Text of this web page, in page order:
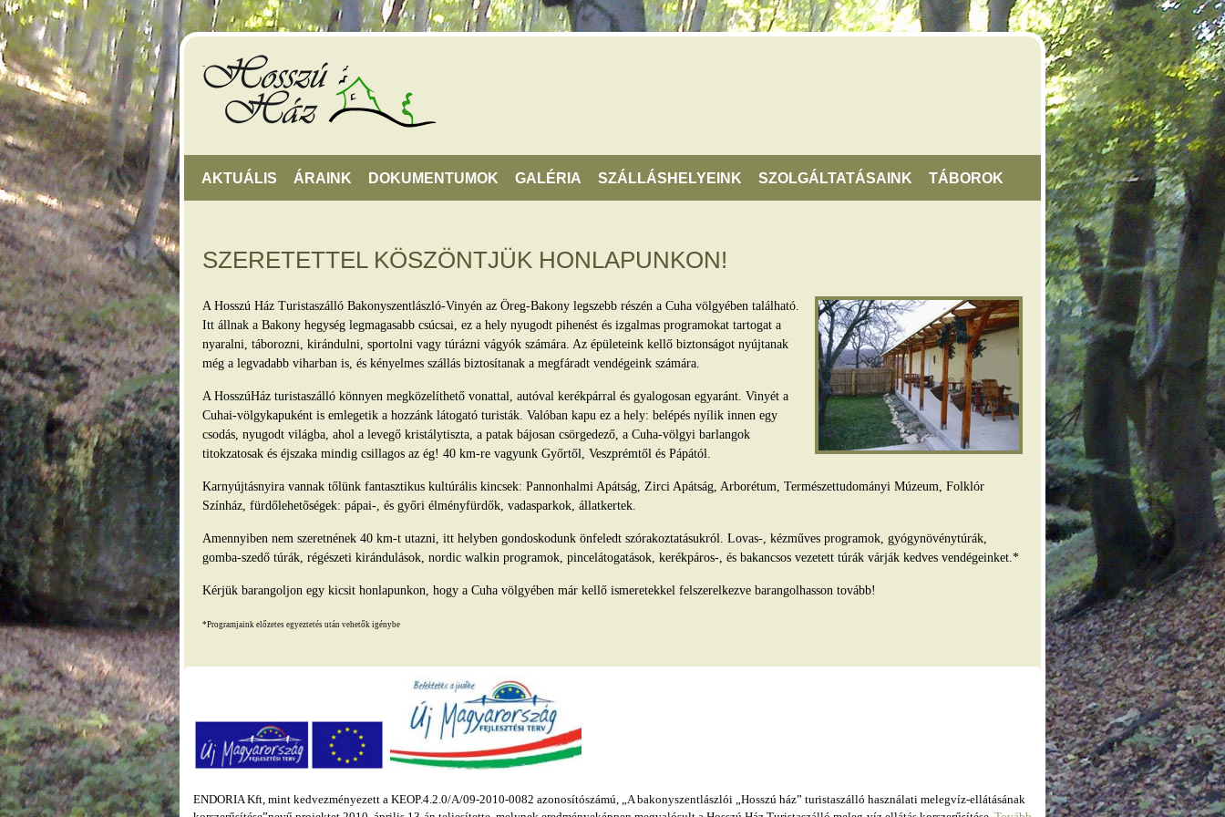
AKTUÁLIS ÁRAINK DOKUMENTUMOK GALÉRIA SZÁLLÁSHELYEINK SZOLGÁLTATÁSAINK TÁBOROK
SZERETETTEL KÖSZÖNTJÜK HONLAPUNKON!
A Hosszú Ház Turistaszálló Bakonyszentlászló-Vinyén az Öreg-Bakony legszebb részén a Cuha völgyében található.
Itt állnak a Bakony hegység legmagasabb csúcsai, ez a hely nyugodt pihenést és izgalmas programokat tartogat a
nyaralni, táborozni, kirándulni, sportolni vagy túrázni vágyók számára. Az épületeink kellő biztonságot nyújtanak
még a legvadabb viharban is, és kényelmes szállás biztosítanak a megfáradt vendégeink számára.
A HosszúHáz turistaszálló könnyen megközelíthető vonattal, autóval kerékpárral és gyalogosan egyaránt. Vinyét a
Cuhai-völgykapuként is emlegetik a hozzánk látogató turisták. Valóban kapu ez a hely: belépés nyílik innen egy
csodás, nyugodt világba, ahol a levegő kristálytiszta, a patak bájosan csörgedező, a Cuha-völgyi barlangok
titokzatosak és éjszaka mindig csillagos az ég! 40 km-re vagyunk Győrtől, Veszprémtől és Pápától.
Karnyújtásnyira vannak tőlünk fantasztikus kultúrális kincsek: Pannonhalmi Apátság, Zirci Apátság, Arborétum, Természettudományi Múzeum, Folklór
Színház, fürdőlehetőségek: pápai-, és győri élményfürdők, vadasparkok, állatkertek.
Amennyiben nem szeretnének 40 km-t utazni, itt helyben gondoskodunk önfeledt szórakoztatásukról. Lovas-, kézműves programok, gyógynövénytúrák,
gomba-szedő túrák, régészeti kirándulások, nordic walkin programok, pincelátogatások, kerékpáros-, és bakancsos vezetett túrák várják kedves vendégeinket.*
Kérjük barangoljon egy kicsit honlapunkon, hogy a Cuha völgyében már kellő ismeretekkel felszerelkezve barangolhasson tovább!
*Programjaink előzetes egyeztetés után vehetők igénybe
ENDORIA Kft, mint kedvezményezett a KEOP.4.2.0/A/09-2010-0082 azonosítószámú, „A bakonyszentlászlói „Hosszú ház” turistaszálló használati melegvíz-ellátásának